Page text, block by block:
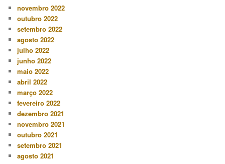
novembro 2022
outubro 2022
setembro 2022
agosto 2022
julho 2022
junho 2022
maio 2022
abril 2022
março 2022
fevereiro 2022
dezembro 2021
novembro 2021
outubro 2021
setembro 2021
agosto 2021